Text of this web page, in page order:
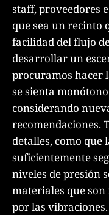
staff, proveedores
que sea un recinto
facilidad del flujo
desarrollar un
procuramos hacer
se sienta
considerando
recomendaciones.
detalles, como que
suficientemente
niveles de presión
materiales que son
por las